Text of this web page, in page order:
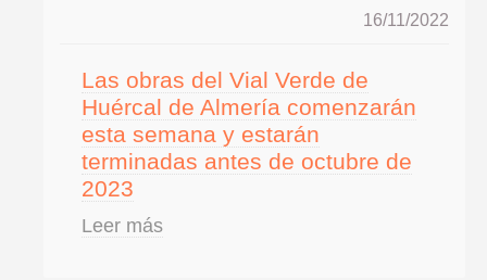
16/11/2022
Las obras del Vial Verde de
Huércal de Almería comenzarán
esta semana y estarán
terminadas antes de octubre de
2023
Leer más